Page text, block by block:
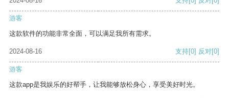
游客
这款软件的功能非常全面，可以满足我所有需求。
2024-08-16 支持[0] 反对[0]
游客
这款app是我娱乐的好帮手，让我能够放松身心，享受美好时光。